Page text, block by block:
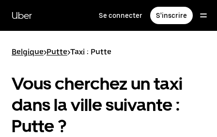
contenu
principal
Uber Se connecter S'inscrire
Belgique>Putte>Taxi : Putte
Vous cherchez un taxi
dans la ville suivante :
Putte ?